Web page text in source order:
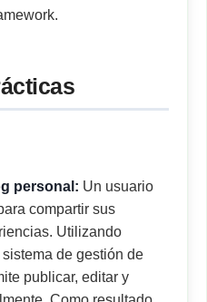
personal: Un usuario
compartir sus
Utilizando
de gestión de
publicar, editar y